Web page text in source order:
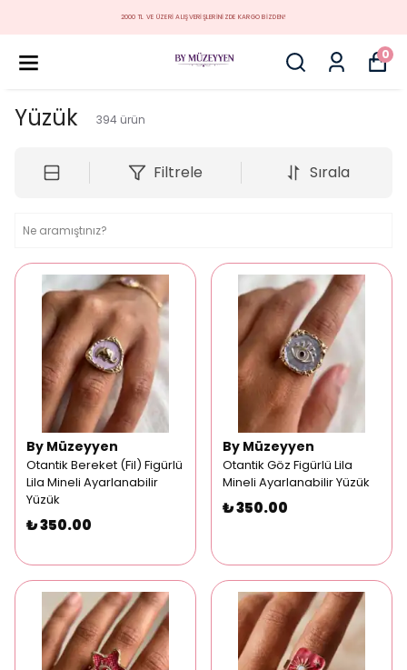
MÜZEYYEN YENİ KOLEKSİYON
0
Yüzük 394 ürün
Filtrele Sırala
By Müzeyyen
Otantik Bereket (Fil) Figürlü
Lila Mineli Ayarlanabilir
Yüzük
₺ 350.00
By Müzeyyen
Otantik Göz Figürlü Lila
Mineli Ayarlanabilir Yüzük
₺ 350.00